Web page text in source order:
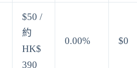
$50 /
約
HK$
390
0.00% $0